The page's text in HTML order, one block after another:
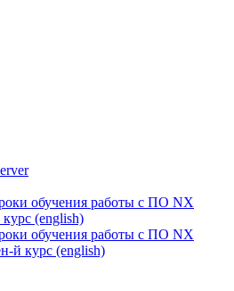
обучения работы с ПО NX
(english)
обучения работы с ПО NX
й курс (english)